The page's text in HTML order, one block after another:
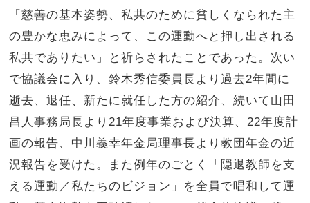
「慈善の基本姿勢、私共のために貧しくなられた主
の豊かな恵みによって、この運動へと押し出される
私共でありたい」と祈らされたことであった。次い
で協議会に入り、鈴木秀信委員長より過去2年間に
逝去、退任、新たに就任した方の紹介、続いて山田
昌人事務局長より21年度事業および決算、22年度計
画の報告、中川義幸年金局理事長より教団年金の近
況報告を受けた。また例年のごとく「隠退教師を支
える運動／私たちのビジョン」を全員で唱和して運